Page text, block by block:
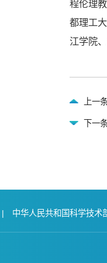
程伦理
都理工
江学院
上一
下一
| 中华人民共和国科学技术